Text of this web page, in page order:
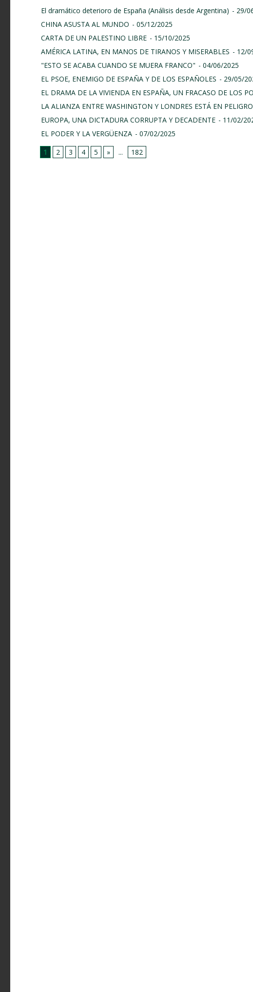
El dramático deterioro de España (Análisis desde Argentina) - 29/
CHINA ASUSTA AL MUNDO - 05/12/2025
CARTA DE UN PALESTINO LIBRE - 15/10/2025
AMÉRICA LATINA, EN MANOS DE TIRANOS Y MISERABLES - 12/
"ESTO SE ACABA CUANDO SE MUERA FRANCO" - 04/06/2025
EL PSOE, ENEMIGO DE ESPAÑA Y DE LOS ESPAÑOLES - 29/05/
EL DRAMA DE LA VIVIENDA EN ESPAÑA, UN FRACASO DE LOS
LA ALIANZA ENTRE WASHINGTON Y LONDRES ESTÁ EN PELIGRO
EUROPA, UNA DICTADURA CORRUPTA Y DECADENTE - 11/02/
EL PODER Y LA VERGÜENZA - 07/02/2025
1
2 3 4 5 » ... 182